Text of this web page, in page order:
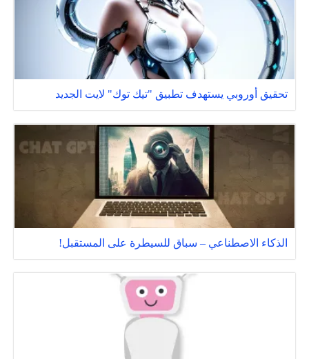
تحقيق أوروبي يستهدف تطبيق "تيك توك" لايت الجديد
الذكاء الاصطناعي – سباق للسيطرة على المستقبل!